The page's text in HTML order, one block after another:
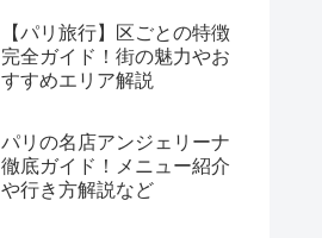
【パリ旅行】区ごとの特徴
完全ガイド！街の魅力やお
すすめエリア解説
パリの名店アンジェリーナ
徹底ガイド！メニュー紹介
や行き方解説など